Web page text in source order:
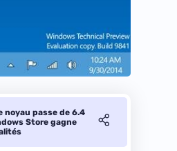
noyau passe de 6.4
Store gagne